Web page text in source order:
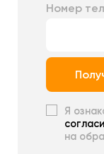
Номер
Я
на